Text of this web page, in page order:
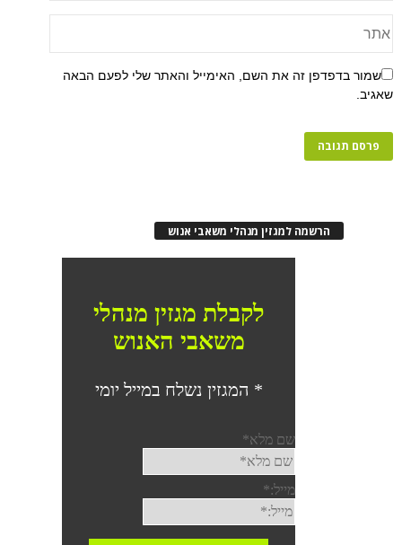
שמור בדפדפן זה את השם, האימייל והאתר שלי לפעם הבאה
שאגיב.
הרשמה למגזין מנהלי משאבי אנוש